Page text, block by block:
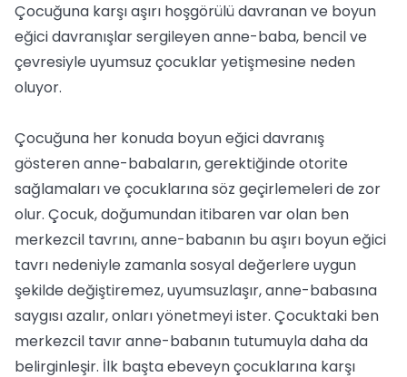
Çocuğuna karşı aşırı hoşgörülü davranan ve boyun
eğici davranışlar sergileyen anne-baba, bencil ve
çevresiyle uyumsuz çocuklar yetişmesine neden
oluyor.
Çocuğuna her konuda boyun eğici davranış
gösteren anne-babaların, gerektiğinde otorite
sağlamaları ve çocuklarına söz geçirlemeleri de zor
olur. Çocuk, doğumundan itibaren var olan ben
merkezcil tavrını, anne-babanın bu aşırı boyun eğici
tavrı nedeniyle zamanla sosyal değerlere uygun
şekilde değiştiremez, uyumsuzlaşır, anne-babasına
saygısı azalır, onları yönetmeyi ister. Çocuktaki ben
merkezcil tavır anne-babanın tutumuyla daha da
belirginleşir. İlk başta ebeveyn çocuklarına karşı